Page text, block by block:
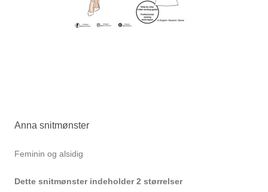
Anna snitmønster
Feminin og alsidig
Dette snitmønster indeholder 2 størrelser